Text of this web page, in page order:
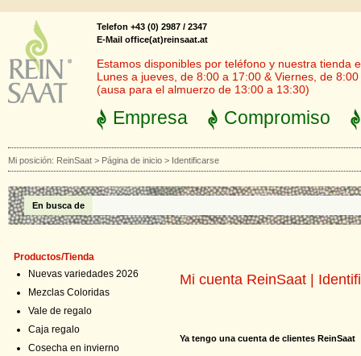
Telefon +43 (0) 2987 / 2347
E-Mail office(at)reinsaat.at
Estamos disponibles por teléfono y nuestra tienda
Lunes a jueves, de 8:00 a 17:00 & Viernes, de
(ausa para el almuerzo de 13:00 a 13:30)
Empresa Compromiso
Mi posición: ReinSaat > Página de inicio > Identificarse
En busca de
Productos/Tienda
Nuevas variedades 2026
Mezclas Coloridas
Vale de regalo
Caja regalo
Cosecha en invierno
Mi cuenta ReinSaat |
Ya tengo una cuenta de clientes ReinSaat